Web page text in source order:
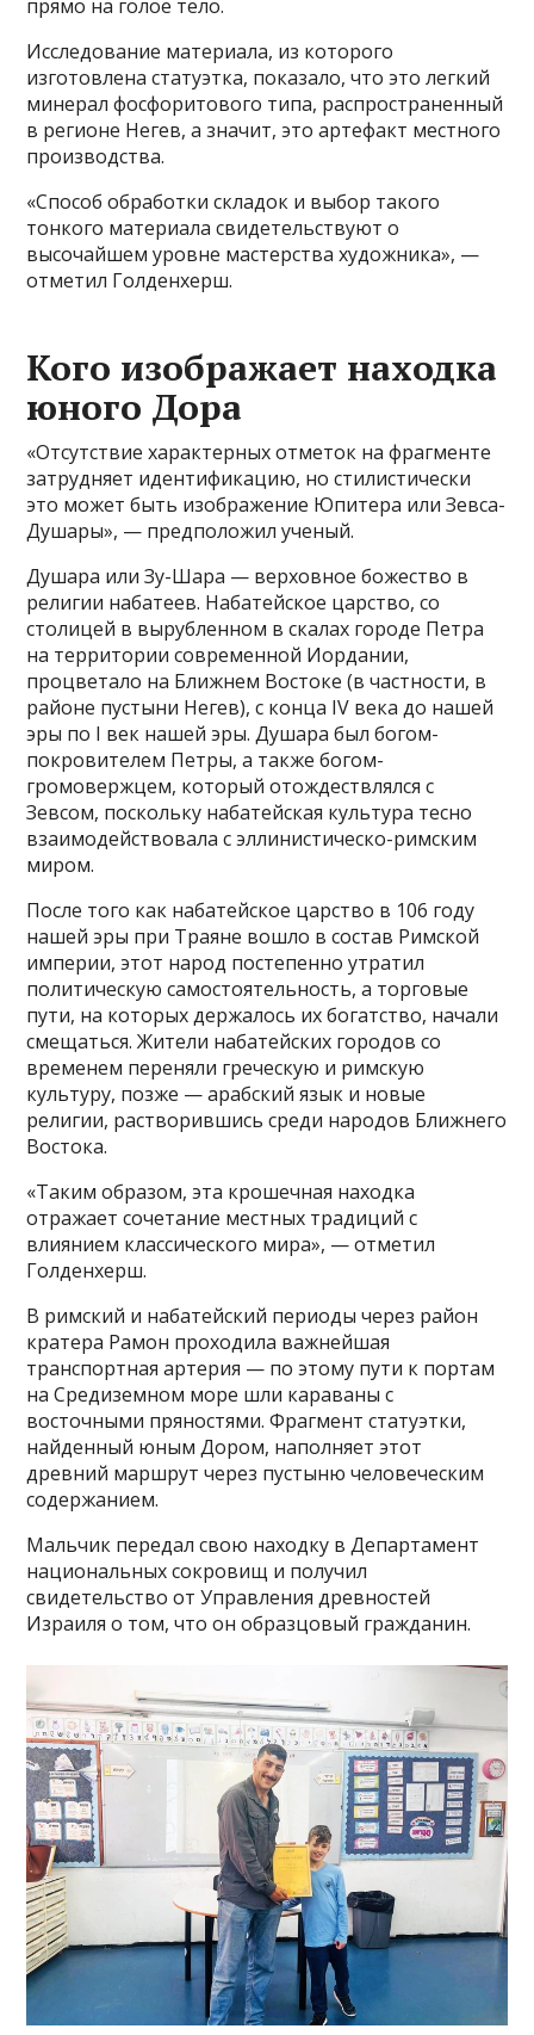
прямо на голое тело.
Исследование материала, из которого
изготовлена статуэтка, показало, что это легкий
минерал фосфоритового типа, распространенный
в регионе Негев, а значит, это артефакт местного
производства.
«Способ обработки складок и выбор такого
тонкого материала свидетельствуют о
высочайшем уровне мастерства художника», —
отметил Голденхерш.
Кого изображает находка
юного Дора
«Отсутствие характерных отметок на фрагменте
затрудняет идентификацию, но стилистически
это может быть изображение Юпитера или Зевса-
Душары», — предположил ученый.
Душара или Зу-Шара — верховное божество в
религии набатеев. Набатейское царство, со
столицей в вырубленном в скалах городе Петра
на территории современной Иордании,
процветало на Ближнем Востоке (в частности, в
районе пустыни Негев), с конца IV века до нашей
эры по I век нашей эры. Душара был богом-
покровителем Петры, а также богом-
громовержцем, который отождествлялся с
Зевсом, поскольку набатейская культура тесно
взаимодействовала с эллинистическо-римским
миром.
После того как набатейское царство в 106 году
нашей эры при Траяне вошло в состав Римской
империи, этот народ постепенно утратил
политическую самостоятельность, а торговые
пути, на которых держалось их богатство, начали
смещаться. Жители набатейских городов со
временем переняли греческую и римскую
культуру, позже — арабский язык и новые
религии, растворившись среди народов Ближнего
Востока.
«Таким образом, эта крошечная находка
отражает сочетание местных традиций с
влиянием классического мира», — отметил
Голденхерш.
В римский и набатейский периоды через район
кратера Рамон проходила важнейшая
транспортная артерия — по этому пути к портам
на Средиземном море шли караваны с
восточными пряностями. Фрагмент статуэтки,
найденный юным Дором, наполняет этот
древний маршрут через пустыню человеческим
содержанием.
Мальчик передал свою находку в Департамент
национальных сокровищ и получил
свидетельство от Управления древностей
Израиля о том, что он образцовый гражданин.